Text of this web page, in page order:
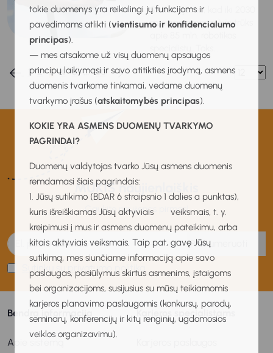
tokie duomenys yra reikalingi jų funkcijoms ir
pavedimams atlikti (vientisumo ir konfidencialumo
principas).
— mes atsakome už visų duomenų apsaugos
principų laikymąsi ir savo atitikties įrodymą, asmens
duomenis tvarkome tinkamai, vedame duomenų
tvarkymo įrašus (atskaitomybės principas).
KOKIE YRA ASMENS DUOMENŲ TVARKYMO
PAGRINDAI?
Duomenų valdytojas tvarko Jūsų asmens duomenis
remdamasi šiais pagrindais:
1. Jūsų sutikimo (BDAR 6 straipsnio 1 dalies a punktas),
kuris išreiškiamas Jūsų aktyviais veiksmais, t. y.
kreipimusi į mus ir asmens duomenų pateikimu, arba
kitais aktyviais veiksmais. Taip pat, gavę Jūsų
sutikimą, mes siunčiame informaciją apie savo
paslaugas, pasiūlymus skirtus asmenims, įstaigoms
bei organizacijoms, susijusius su mūsų teikiamomis
karjeros planavimo paslaugomis (konkursų, parodų,
seminarų, konferencijų ir kitų renginių, ugdomosios
veiklos organizavimu).
Skaičiuojama, kad iki 2030
m. visame pasaulyje trūks
1 2 3 4 5 … 80
MUKIS naujienlaiškis
Gaukite naujienas pirmas!
Prenumeruoti
Sutinku su privatumo politika
Bendra informacija
Apie sistemą
Karjeros specialistams